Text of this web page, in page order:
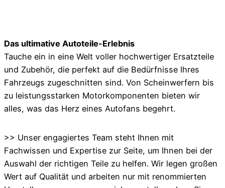
Das ultimative Autoteile-Erlebnis
Tauche ein in eine Welt voller hochwertiger Ersatzteile
und Zubehör, die perfekt auf die Bedürfnisse Ihres
Fahrzeugs zugeschnitten sind. Von Scheinwerfern bis
zu leistungsstarken Motorkomponenten bieten wir
alles, was das Herz eines Autofans begehrt.
>> Unser engagiertes Team steht Ihnen mit
Fachwissen und Expertise zur Seite, um Ihnen bei der
Auswahl der richtigen Teile zu helfen. Wir legen großen
Wert auf Qualität und arbeiten nur mit renommierten